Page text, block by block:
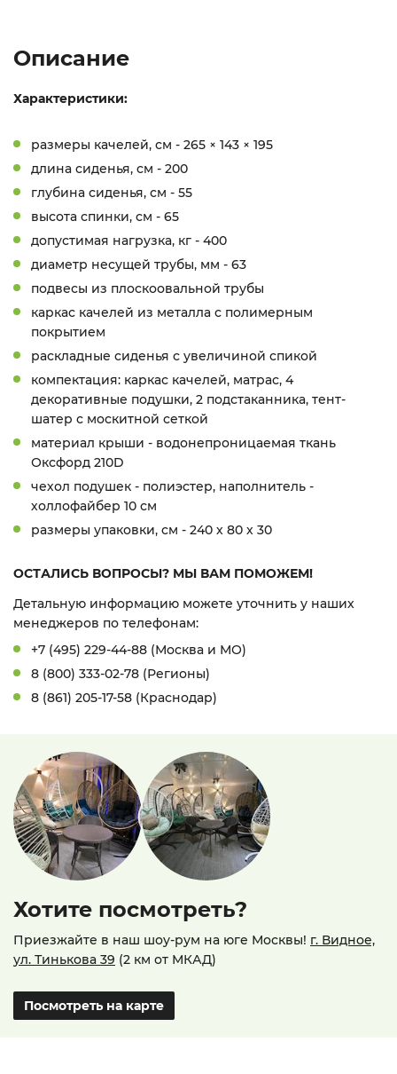
Описание
Характеристики:
размеры качелей, см - 265 × 143 × 195
длина сиденья, см - 200
глубина сиденья, см - 55
высота спинки, см - 65
допустимая нагрузка, кг - 400
диаметр несущей трубы, мм - 63
подвесы из плоскоовальной трубы
каркас качелей из металла с полимерным
покрытием
раскладные сиденья с увеличиной спикой
компектация: каркас качелей, матрас, 4
декоративные подушки, 2 подстаканника, тент-
шатер с москитной сеткой
материал крыши - водонепроницаемая ткань
Оксфорд 210D
чехол подушек - полиэстер, наполнитель -
холлофайбер 10 см
размеры упаковки, см - 240 х 80 х 30
ОСТАЛИСЬ ВОПРОСЫ? МЫ ВАМ ПОМОЖЕМ!
Детальную информацию можете уточнить у наших
менеджеров по телефонам:
+7 (495) 229-44-88 (Москва и МО)
8 (800) 333-02-78 (Регионы)
8 (861) 205-17-58 (Краснодар)
Хотите посмотреть?
Приезжайте в наш шоу-рум на юге Москвы! г. Видное,
ул. Тинькова 39 (2 км от МКАД)
Посмотреть на карте